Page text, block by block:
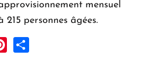
mensuel
personnes âgées.
Pinterest